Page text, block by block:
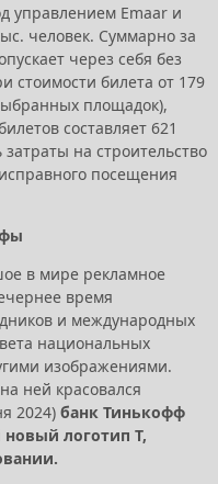
управлением Emaar и
человек. Суммарно за
через себя без
стоимости билета от 179
площадок),
составляет 621
на строительство
посещения
в мире рекламное
время
и международных
национальных
изображениями.
ней красовался
2024) банк Тинькофф
логотип Т,